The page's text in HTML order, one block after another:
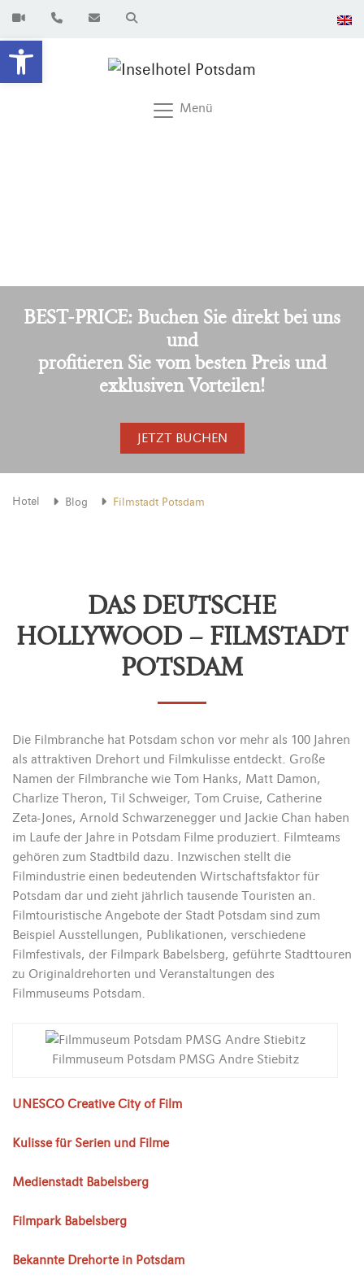
Werkzeugleiste öffnen
Menü
BEST-PRICE: Buchen Sie direkt bei uns
und
profitieren Sie vom besten Preis und
exklusiven Vorteilen!
JETZT BUCHEN
Hotel Blog Filmstadt Potsdam
DAS DEUTSCHE
HOLLYWOOD – FILMSTADT
POTSDAM
Die Filmbranche hat Potsdam schon vor mehr als 100 Jahren
als attraktiven Drehort und Filmkulisse entdeckt. Große
Namen der Filmbranche wie Tom Hanks, Matt Damon,
Charlize Theron, Til Schweiger, Tom Cruise, Catherine
Zeta-Jones, Arnold Schwarzenegger und Jackie Chan haben
im Laufe der Jahre in Potsdam Filme produziert. Filmteams
gehören zum Stadtbild dazu. Inzwischen stellt die
Filmindustrie einen bedeutenden Wirtschaftsfaktor für
Potsdam dar und zieht jährlich tausende Touristen an.
Filmtouristische Angebote der Stadt Potsdam sind zum
Beispiel Ausstellungen, Publikationen, verschiedene
Filmfestivals, der Filmpark Babelsberg, geführte Stadttouren
zu Originaldrehorten und Veranstaltungen des
Filmmuseums Potsdam.
Filmmuseum Potsdam PMSG Andre Stiebitz
UNESCO Creative City of Film
Kulisse für Serien und Filme
Medienstadt Babelsberg
Filmpark Babelsberg
Bekannte Drehorte in Potsdam